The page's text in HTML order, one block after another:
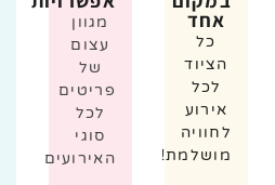
אחד
כל
הציוד
לכל
אירוע
לחוויה
מושלמת!
מגוון
עצום
של
פריטים
לכל
סוגי
האירועים